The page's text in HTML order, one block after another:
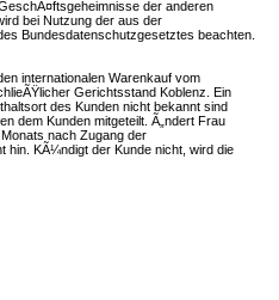
der anderen
bei Nutzung der aus der
Bundesdatenschutzgesetztes beachten.
internationalen Warenkauf vom
Gerichtsstand Koblenz. Ein
des Kunden nicht bekannt sind
dem Kunden mitgeteilt. Ã„ndert Frau
nach Zugang der
hin. KÃ¼ndigt der Kunde nicht, wird die